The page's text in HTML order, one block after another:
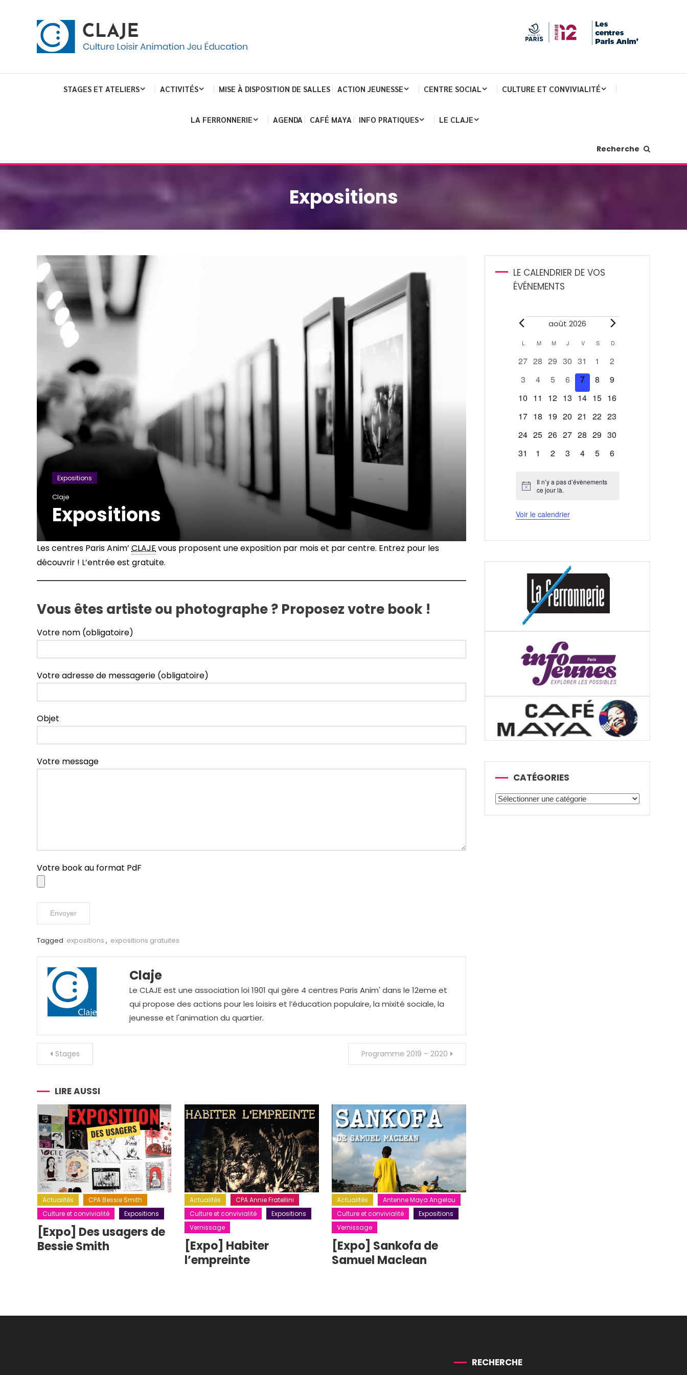
Claje
STAGES ET ATELIERS ACTIVITÉS MISE À DISPOSITION DE SALLES ACTION JEUNESSE CENTRE SOCIAL CULTURE ET CONVIVIALITÉ
LA FERRONNERIE AGENDA CAFÉ MAYA INFO PRATIQUES LE CLAJE
Recherche
Expositions
Expositions
Claje
Expositions
Les centres Paris Anim’ CLAJEvous proposent une exposition par mois et par centre. Entrez pour les
découvrir ! L’entrée est gratuite.
Vous êtes artiste ou photographe ? Proposez votre book !
Votre nom (obligatoire)
Votre adresse de messagerie (obligatoire)
Objet
Votre message
Votre book au format PdF
Tagged expositions , expositions gratuites
Claje
Le CLAJE est une association loi 1901 qui gère 4 centres Paris Anim' dans le 12eme et
qui propose des actions pour les loisirs et l’éducation populaire, la mixité sociale, la
jeunesse et l'animation du quartier.
Navigation
de
l’article
Stages Programme 2019 – 2020
LIRE AUSSI
Actualités
CPA Bessie Smith
Culture et convivialité
Expositions
[Expo] Des usagers de
Bessie Smith
Actualités
CPA Annie Fratellini
Culture et convivialité
Expositions
Vernissage
[Expo] Habiter
l’empreinte
Actualités
Antenne Maya Angelou
Culture et convivialité
Expositions
Vernissage
[Expo] Sankofa de
Samuel Maclean
LE CALENDRIER DE VOS
ÉVÉNEMENTS
Évènements
août 2026
Calendrier
de
Évènements
L LUNDI
MMARDI
MMERCREDI
J JEUDI
VVENDREDI
SSAMEDI
DDIMANCHE
0
27 0
évènements
28 0
évènements
29 0
évènements
30 0
évènements
31
0
1
0
2
0
3
0
évènements
4
0
évènements
5
0
évènements
6
0
évènements
7
0
8
0
9
0
10 0
11
0
12 0
13 0
14 0
15 0
16
0
17 0
18 0
19 0
20 0
21
0
22 0
23
0
24 0
25 0
26 0
27 0
28 0
29 0
30
0
31
0
1
0
2
0
3
0
4
0
5
0
6
Notice
Il n’y a pas d’évènements
ce jour là.
Voir le calendrier
CATÉGORIES
Catégories
RECHERCHE